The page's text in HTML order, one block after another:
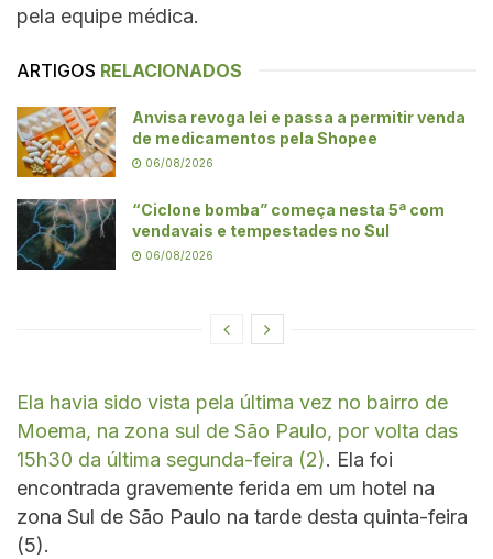
pela equipe médica.
ARTIGOS RELACIONADOS
Anvisa revoga lei e passa a permitir venda
de medicamentos pela Shopee
06/08/2026
“Ciclone bomba” começa nesta 5ª com
vendavais e tempestades no Sul
06/08/2026
Ela havia sido vista pela última vez no bairro de
Moema, na zona sul de São Paulo, por volta das
15h30 da última segunda-feira (2). Ela foi
encontrada gravemente ferida em um hotel na
zona Sul de São Paulo na tarde desta quinta-feira
(5).